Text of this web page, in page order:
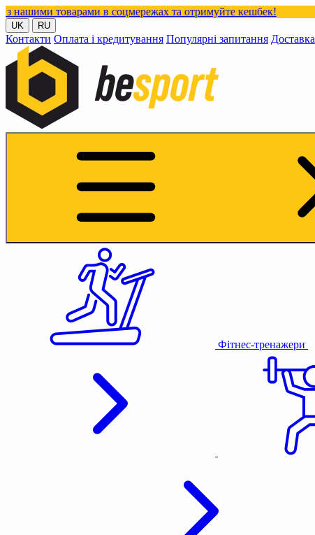
в соцмережах та отримуйте кешбек!
UK RU
Контакти Оплата і кредитування Популярні запитання Доставка
Фітнес-тренажери